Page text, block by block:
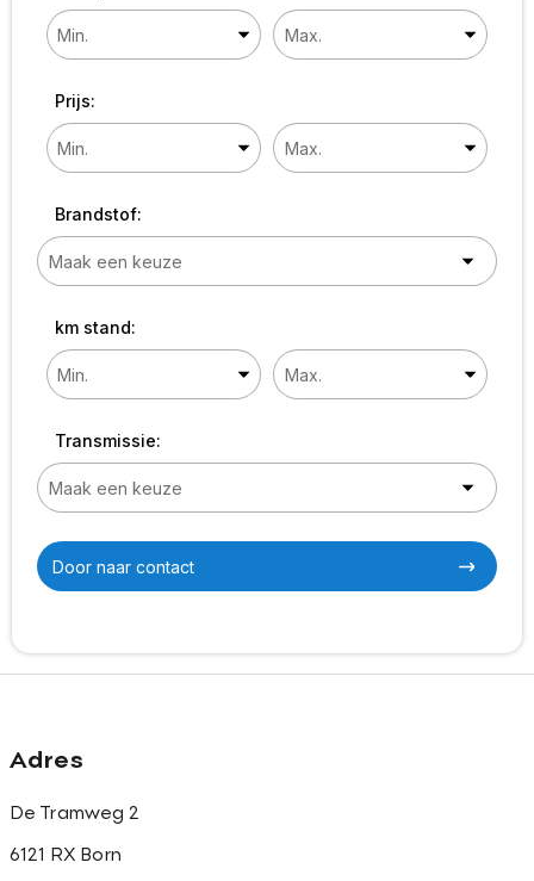
Prijs:
Brandstof:
km stand:
Transmissie:
Door naar contact
Adres
De Tramweg 2
6121 RX Born